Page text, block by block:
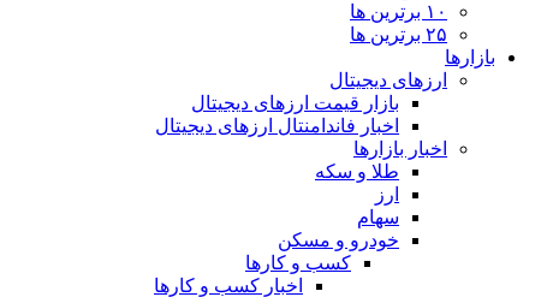
۱۰ برترین ها
۲۵ برترین ها
بازارها
ارزهای دیجیتال
بازار قیمت ارزهای دیجیتال
اخبار فاندامنتال ارزهای دیجیتال
اخبار بازارها
طلا و سکه
ارز
سهام
خودرو و مسکن
کسب و کارها
اخبار کسب و کارها